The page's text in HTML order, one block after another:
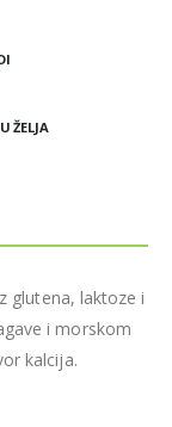
ŽELJA
glutena, laktoze i
i morskom
kalcija.